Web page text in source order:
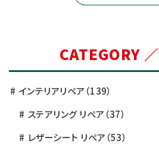
CATEGORY ／
インテリアリペア （139）
ステアリング リペア （37）
レザーシート リペア （53）